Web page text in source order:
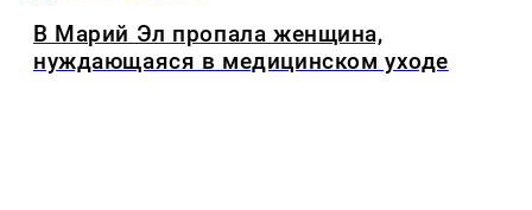
В Марий Эл пропала женщина,
нуждающаяся в медицинском уходе